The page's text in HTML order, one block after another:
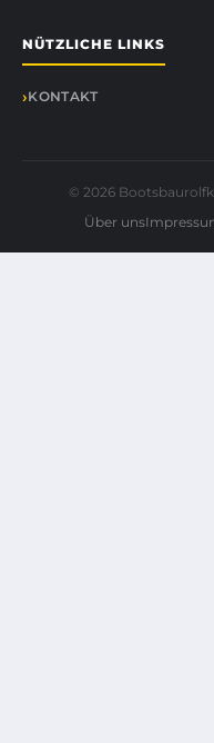
NÜTZLICHE LINKS
KONTAKT
© 2026
Über uns